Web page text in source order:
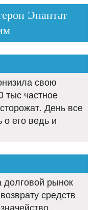
Энантат
свою
тыс частное
День все
о его ведь и
рынок
средств